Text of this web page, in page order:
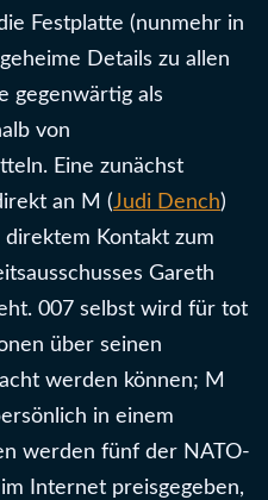
Festplatte (nunmehr in
Details zu allen
gegenwärtig als
von
Eine zunächst
an M (Judi Dench)
Kontakt zum
Gareth
007 selbst wird für tot
über seinen
werden können; M
in einem
werden fünf der NATO-
Internet preisgegeben,